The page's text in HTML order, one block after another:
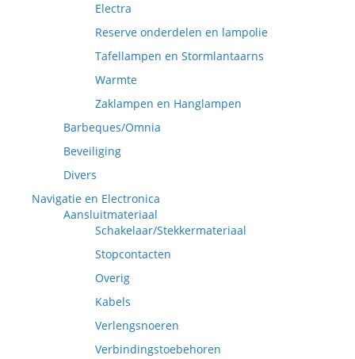
Electra
Reserve onderdelen en lampolie
Tafellampen en Stormlantaarns
Warmte
Zaklampen en Hanglampen
Barbeques/Omnia
Beveiliging
Divers
Navigatie en Electronica
Aansluitmateriaal
Schakelaar/Stekkermateriaal
Stopcontacten
Overig
Kabels
Verlengsnoeren
Verbindingstoebehoren